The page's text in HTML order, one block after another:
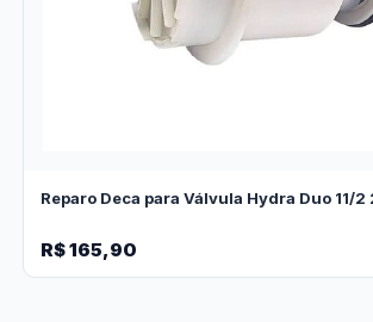
Reparo Deca para Válvula Hydra Duo 11/2
R$ 165,90